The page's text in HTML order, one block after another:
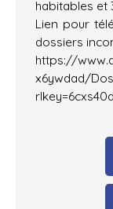
habitables et
Lien pour
dossiers
https://
x6ywdad/